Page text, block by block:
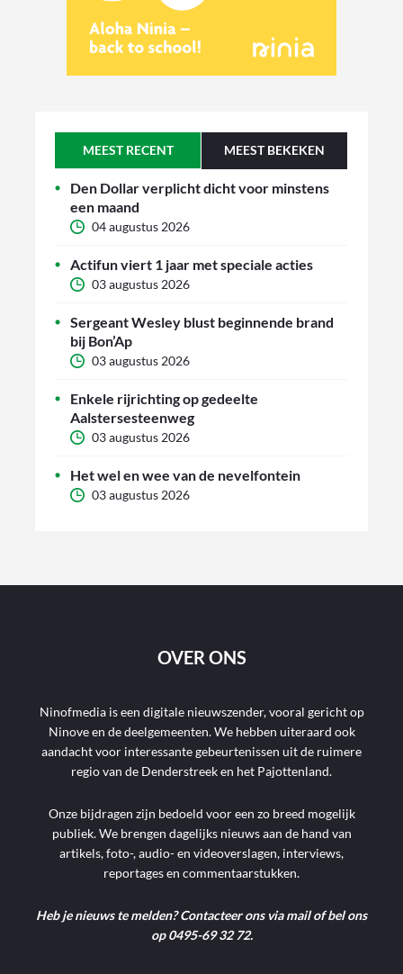
MEEST RECENT MEEST BEKEKEN
Den Dollar verplicht dicht voor minstens
een maand
04 augustus 2026
Actifun viert 1 jaar met speciale acties
03 augustus 2026
Sergeant Wesley blust beginnende brand
bij Bon’Ap
03 augustus 2026
Enkele rijrichting op gedeelte
Aalstersesteenweg
03 augustus 2026
Het wel en wee van de nevelfontein
03 augustus 2026
OVER ONS
Ninofmedia is een digitale nieuwszender, vooral gericht op
Ninove en de deelgemeenten. We hebben uiteraard ook
aandacht voor interessante gebeurtenissen uit de ruimere
regio van de Denderstreek en het Pajottenland.
Onze bijdragen zijn bedoeld voor een zo breed mogelijk
publiek. We brengen dagelijks nieuws aan de hand van
artikels, foto-, audio- en videoverslagen, interviews,
reportages en commentaarstukken.
Heb je nieuws te melden? Contacteer ons via mail of bel ons
op 0495-69 32 72.